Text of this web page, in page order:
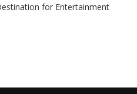
for Entertainment